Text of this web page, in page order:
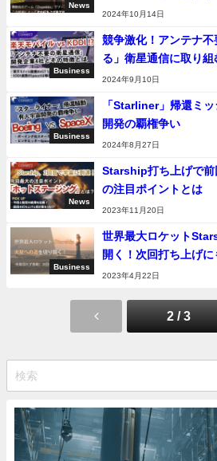
News
2024年10月14日
Business
競争激化！アンテナ
る」衛星通信に取り組
2024年9月10日
Business
「Starliner」帰還ミ
開発の覇権争い
2024年8月27日
News
Starship打ち上げで前
の注目ポイントとは
2023年11月20日
Business
世界最大ロケット
開く！次回打ち上げに
2023年4月22日
2 / 3